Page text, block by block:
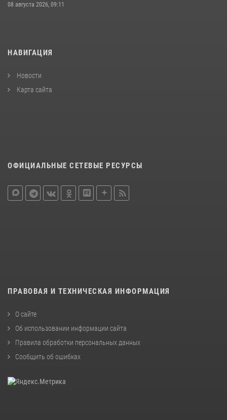
08 августа 2026, 09:11
НАВИГАЦИЯ
Новости
Карта сайта
ОФИЦИАЛЬНЫЕ СЕТЕВЫЕ РЕСУРСЫ
ПРАВОВАЯ И ТЕХНИЧЕСКАЯ ИНФОРМАЦИЯ
О сайте
Об использовании информации сайта
Правила обработки персональных данных
Сообщить об ошибках